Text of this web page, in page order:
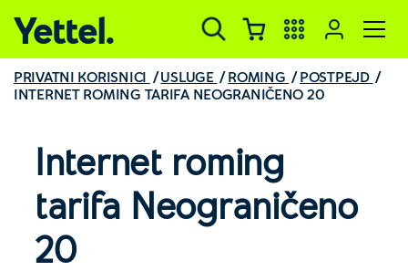
Yettel.
PRIVATNI KORISNICI USLUGE ROMING
POSTPEJD
INTERNET ROMING TARIFA NEOGRANIČENO 20
Internet roming
tarifa Neograničeno
20